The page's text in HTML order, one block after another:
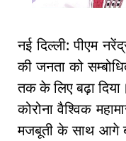
नई दिल्ली: पीएम
की जनता को
तक के लिए बढ़ा
कोरोना वैश्विक
मजबूती के साथ आगे